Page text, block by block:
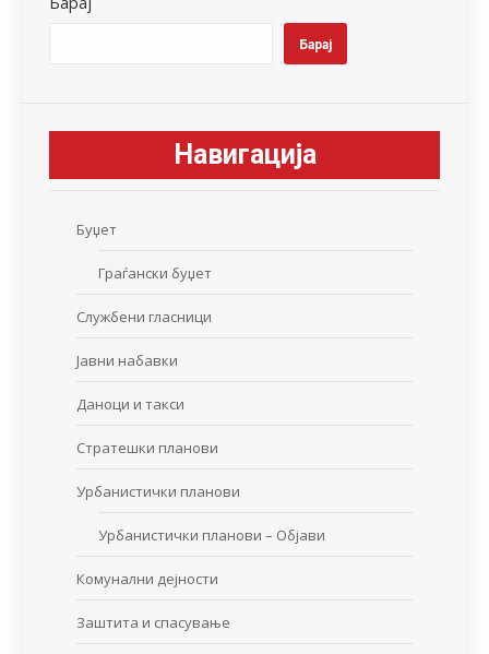
Барај
Навигација
Буџет
Граѓански буџет
Службени гласници
Јавни набавки
Даноци и такси
Стратешки планови
Урбанистички планови
Урбанистички планови – Објави
Комунални дејности
Заштита и спасување